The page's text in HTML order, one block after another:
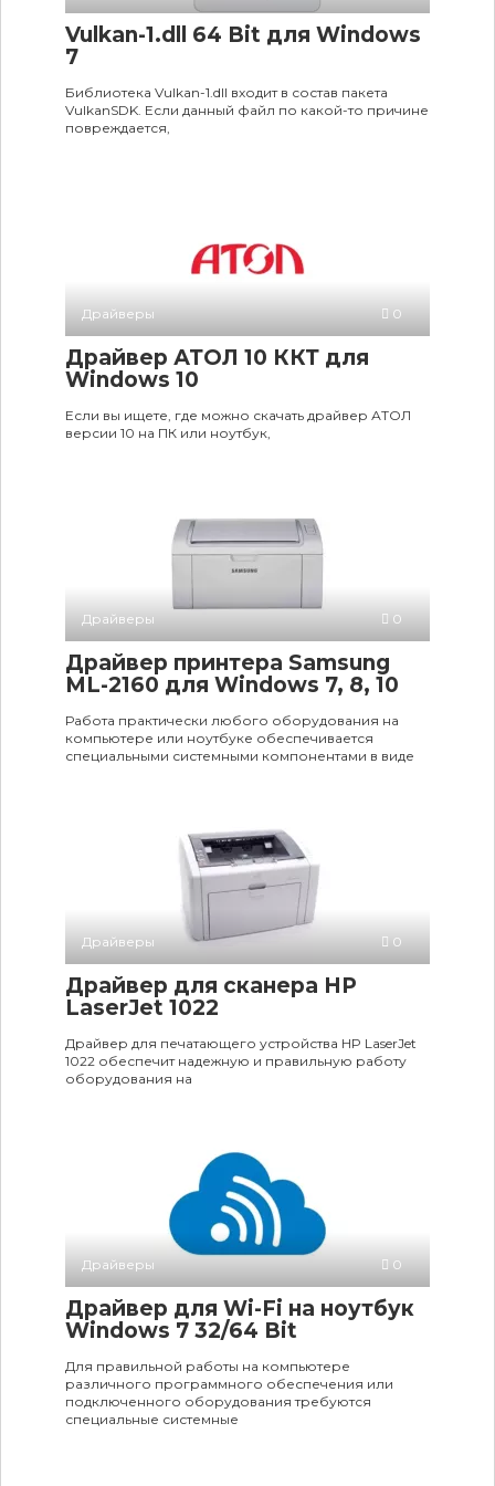
Vulkan-1.dll 64 Bit для Windows
7
Библиотека Vulkan-1.dll входит в состав пакета
VulkanSDK. Если данный файл по какой-то причине
повреждается,
Драйверы 0
Драйвер АТОЛ 10 ККТ для
Windows 10
Если вы ищете, где можно скачать драйвер АТОЛ
версии 10 на ПК или ноутбук,
Драйверы 0
Драйвер принтера Samsung
ML-2160 для Windows 7, 8, 10
Работа практически любого оборудования на
компьютере или ноутбуке обеспечивается
специальными системными компонентами в виде
Драйверы 0
Драйвер для сканера HP
LaserJet 1022
Драйвер для печатающего устройства HP LaserJet
1022 обеспечит надежную и правильную работу
оборудования на
Драйверы 0
Драйвер для Wi-Fi на ноутбук
Windows 7 32/64 Bit
Для правильной работы на компьютере
различного программного обеспечения или
подключенного оборудования требуются
специальные системные